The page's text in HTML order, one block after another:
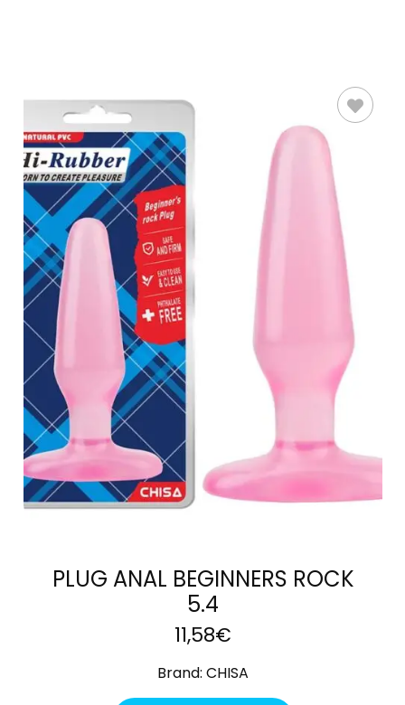
AÑADIR AL
CARRITO
PLUG ANAL BEGINNERS ROCK
5.4
11,58€
Brand: CHISA